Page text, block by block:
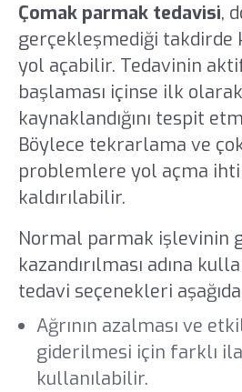
Çomak parmak tedavisi,
gerçekleşmediği takdirde
yol açabilir. Tedavinin
başlaması içinse ilk
kaynaklandığını tespit
Böylece tekrarlama ve
problemlere yol açma
kaldırılabilir.
Normal parmak işlevinin
kazandırılması adına
tedavi seçenekleri
Ağrının azalması ve
giderilmesi için farklı
kullanılabilir.